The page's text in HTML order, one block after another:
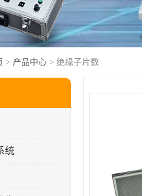
> 产品中心 > 绝缘子片数
统